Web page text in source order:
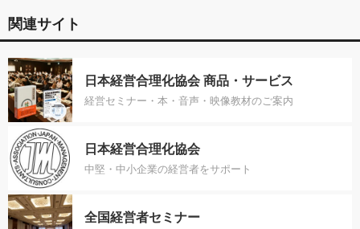
関連サイト
日本経営合理化協会 商品・サービス
経営セミナー・本・音声・映像教材のご案内
日本経営合理化協会
中堅・中小企業の経営者をサポート
全国経営者セミナー